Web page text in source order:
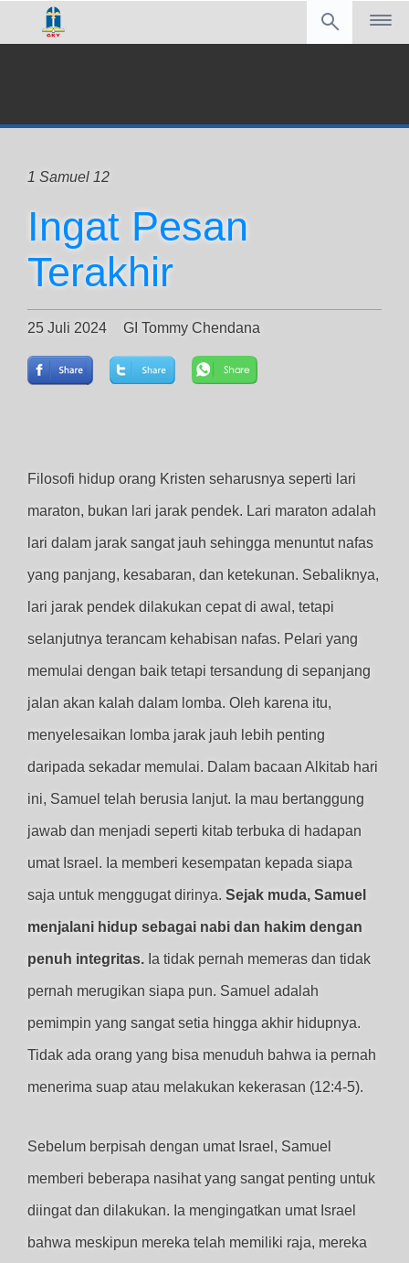
1 Samuel 12
Ingat Pesan
Terakhir
25 Juli 2024 GI Tommy Chendana
Filosofi hidup orang Kristen seharusnya seperti lari
maraton, bukan lari jarak pendek. Lari maraton adalah
lari dalam jarak sangat jauh sehingga menuntut nafas
yang panjang, kesabaran, dan ketekunan. Sebaliknya,
lari jarak pendek dilakukan cepat di awal, tetapi
selanjutnya terancam kehabisan nafas. Pelari yang
memulai dengan baik tetapi tersandung di sepanjang
jalan akan kalah dalam lomba. Oleh karena itu,
menyelesaikan lomba jarak jauh lebih penting
daripada sekadar memulai. Dalam bacaan Alkitab hari
ini, Samuel telah berusia lanjut. Ia mau bertanggung
jawab dan menjadi seperti kitab terbuka di hadapan
umat Israel. Ia memberi kesempatan kepada siapa
saja untuk menggugat dirinya. Sejak muda, Samuel
menjalani hidup sebagai nabi dan hakim dengan
penuh integritas. Ia tidak pernah memeras dan tidak
pernah merugikan siapa pun. Samuel adalah
pemimpin yang sangat setia hingga akhir hidupnya.
Tidak ada orang yang bisa menuduh bahwa ia pernah
menerima suap atau melakukan kekerasan (12:4-5).
Sebelum berpisah dengan umat Israel, Samuel
memberi beberapa nasihat yang sangat penting untuk
diingat dan dilakukan. Ia mengingatkan umat Israel
bahwa meskipun mereka telah memiliki raja, mereka